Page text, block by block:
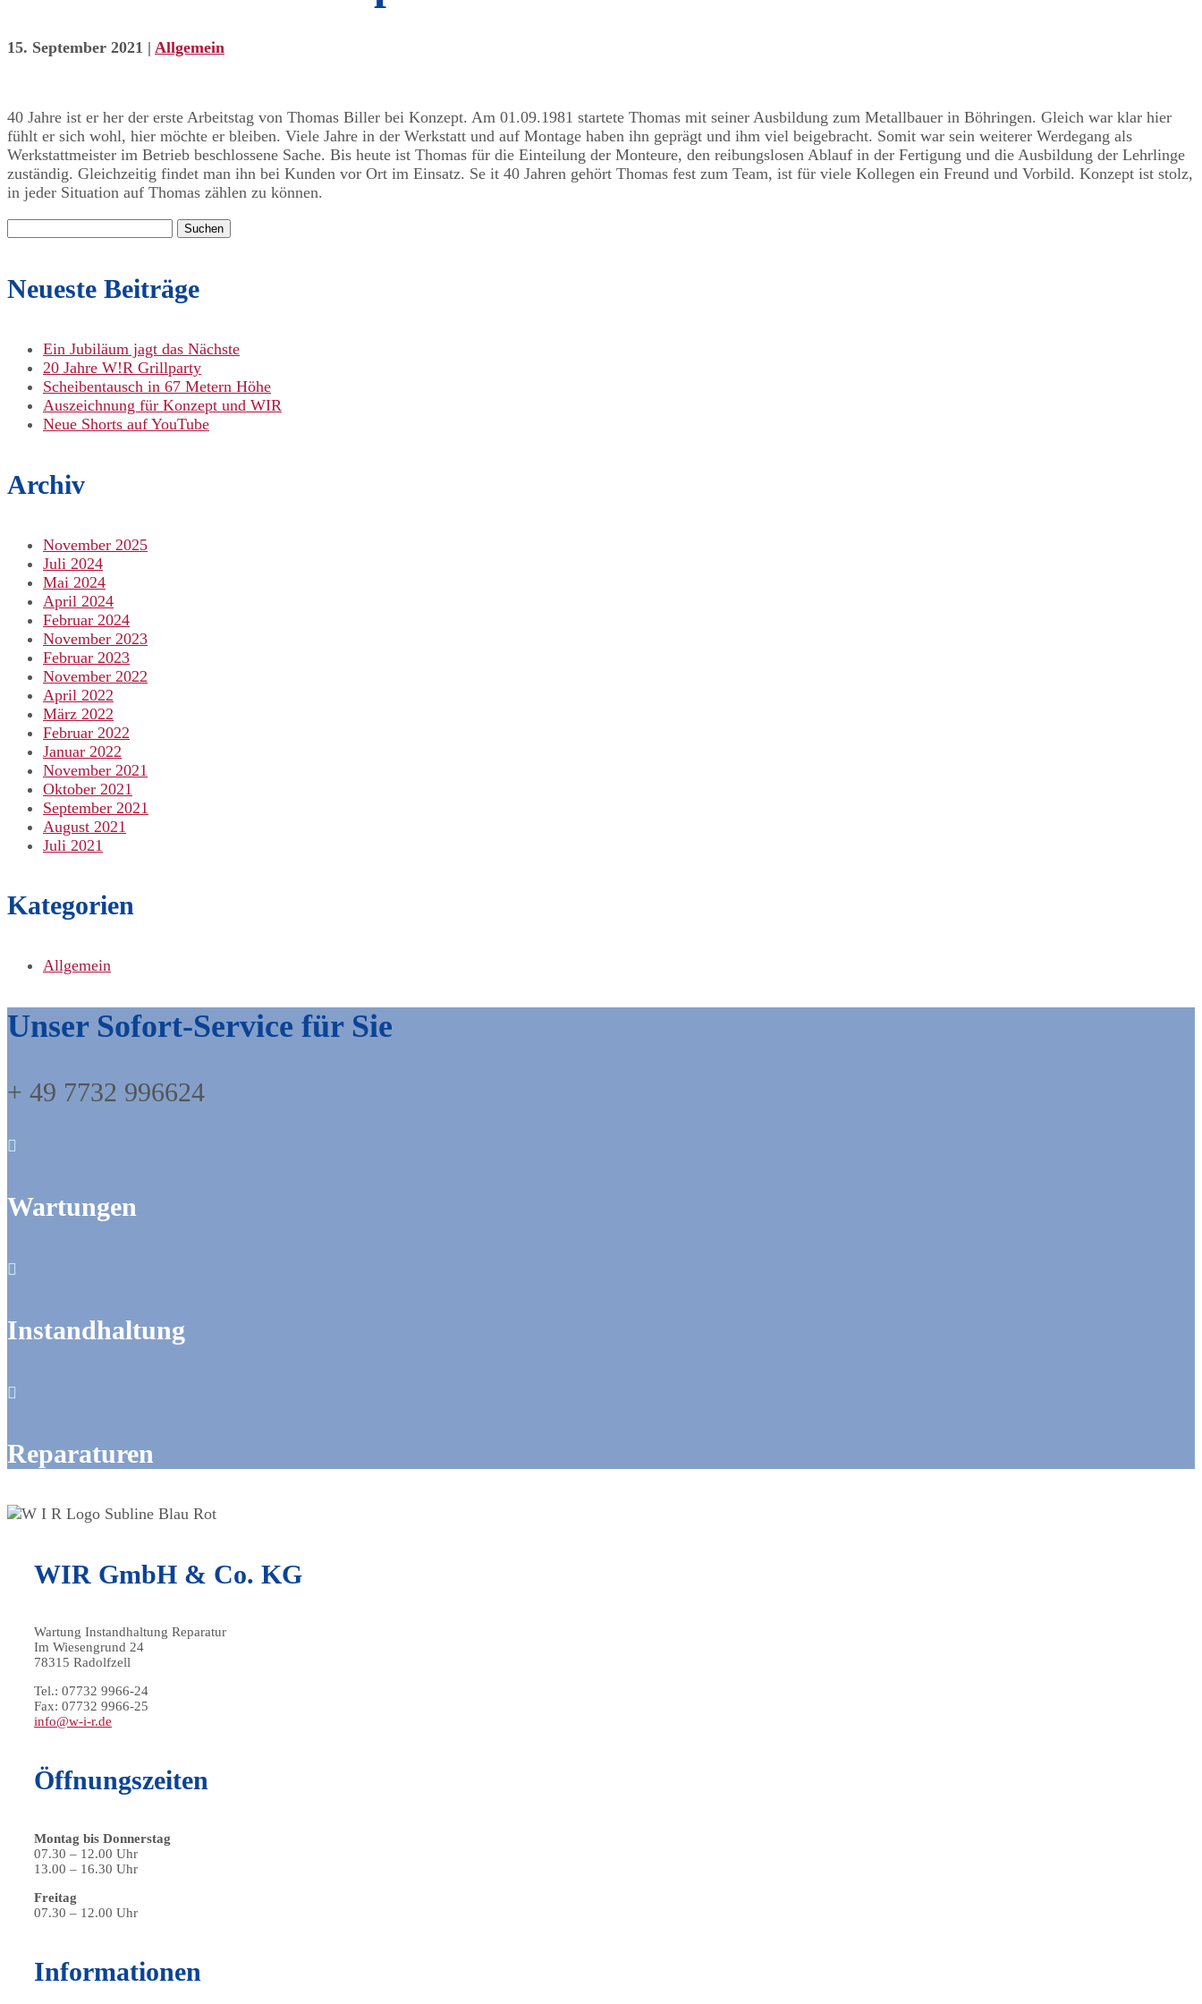
15. September 2021 | Allgemein
40 Jahre ist er her der erste Arbeitstag von Thomas Biller bei Konzept. Am 01.09.1981 startete Thomas mit seiner Ausbildung zum Metallbauer in Böhringen. Gleich war klar hier
fühlt er sich wohl, hier möchte er bleiben. Viele Jahre in der Werkstatt und auf Montage haben ihn geprägt und ihm viel beigebracht. Somit war sein weiterer Werdegang als
Werkstattmeister im Betrieb beschlossene Sache. Bis heute ist Thomas für die Einteilung der Monteure, den reibungslosen Ablauf in der Fertigung und die Ausbildung der Lehrlinge
zuständig. Gleichzeitig findet man ihn bei Kunden vor Ort im Einsatz. Se it 40 Jahren gehört Thomas fest zum Team, ist für viele Kollegen ein Freund und Vorbild. Konzept ist stolz,
in jeder Situation auf Thomas zählen zu können.
Neueste Beiträge
Ein Jubiläum jagt das Nächste
20 Jahre W!R Grillparty
Scheibentausch in 67 Metern Höhe
Auszeichnung für Konzept und WIR
Neue Shorts auf YouTube
Archiv
November 2025
Juli 2024
Mai 2024
April 2024
Februar 2024
November 2023
Februar 2023
November 2022
April 2022
März 2022
Februar 2022
Januar 2022
November 2021
Oktober 2021
September 2021
August 2021
Juli 2021
Kategorien
Allgemein
Unser Sofort-Service für Sie
+ 49 7732 996624

Wartungen

Instandhaltung

Reparaturen
WIR GmbH & Co. KG
Wartung Instandhaltung Reparatur
Im Wiesengrund 24
78315 Radolfzell
Tel.: 07732 9966-24
Fax: 07732 9966-25
info@w-i-r.de
Öffnungszeiten
Montag bis Donnerstag
07.30 – 12.00 Uhr
13.00 – 16.30 Uhr
Freitag
07.30 – 12.00 Uhr
Informationen